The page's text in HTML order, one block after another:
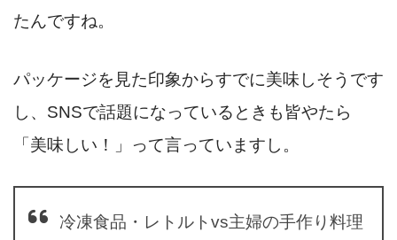
たんですね。
パッケージを見た印象からすでに美味しそうです
し、SNSで話題になっているときも皆やたら
「美味しい！」って言っていますし。
冷凍食品・レトルトvs主婦の手作り料理